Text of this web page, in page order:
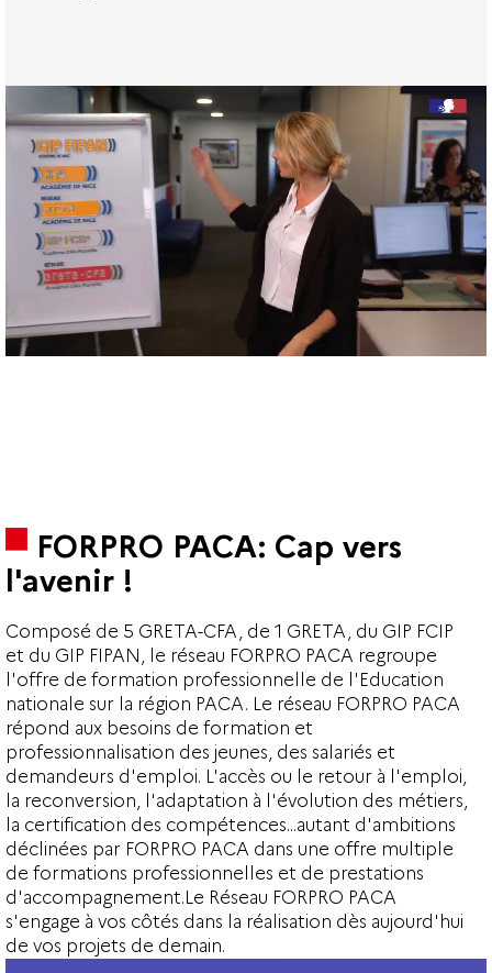
FORPRO PACA: Cap vers
l'avenir !
Composé de 5 GRETA-CFA, de 1 GRETA, du GIP FCIP
et du GIP FIPAN, le réseau FORPRO PACA regroupe
l'offre de formation professionnelle de l'Education
nationale sur la région PACA. Le réseau FORPRO PACA
répond aux besoins de formation et
professionnalisation des jeunes, des salariés et
demandeurs d'emploi. L'accès ou le retour à l'emploi,
la reconversion, l'adaptation à l'évolution des métiers,
la certification des compétences...autant d'ambitions
déclinées par FORPRO PACA dans une offre multiple
de formations professionnelles et de prestations
d'accompagnement.Le Réseau FORPRO PACA
s'engage à vos côtés dans la réalisation dès aujourd'hui
de vos projets de demain.